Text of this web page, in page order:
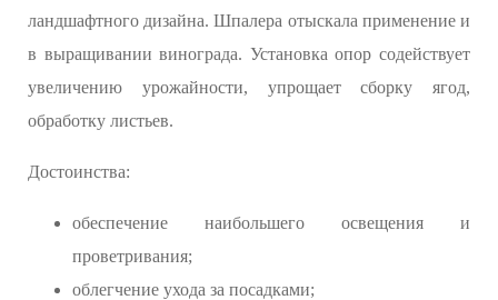
ландшафтного дизайна. Шпалера отыскала применение и
в выращивании винограда. Установка опор содействует
увеличению урожайности, упрощает сборку ягод,
обработку листьев.
Достоинства:
обеспечение наибольшего освещения и
проветривания;
облегчение ухода за посадками;